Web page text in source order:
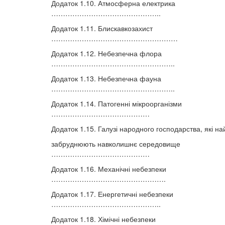
Додаток 1.10. Атмосферна електрика
………………………………………..
Додаток 1.11. Блискавкозахист
………………………………………………
Додаток 1.12. Небезпечна флора
……………………………………………..
Додаток 1.13. Небезпечна фауна
……………………………………………..
Додаток 1.14. Патогенні мікроорганізми
……………………………………
Додаток 1.15. Галузі народного господарства, які
забруднюють навколишнє середовище
……………………………………
Додаток 1.16. Механічні небезпеки
………………………………………….
Додаток 1.17. Енергетичні небезпеки
………………………………………..
Додаток 1.18. Хімічні небезпеки